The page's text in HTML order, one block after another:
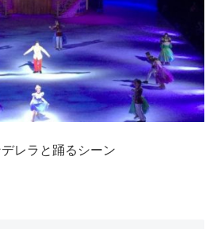
レラと踊るシーン